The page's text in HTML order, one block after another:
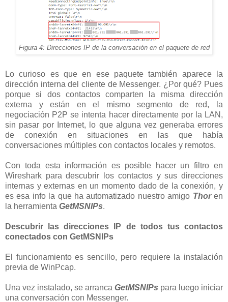
Figura 4: Direcciones IP de la conversación en el paquete de red
Lo curioso es que en ese paquete también aparece la
dirección interna del cliente de Messenger. ¿Por qué? Pues
porque si dos contactos comparten la misma dirección
externa y están en el mismo segmento de red, la
negociación P2P se intenta hacer directamente por la LAN,
sin pasar por Internet, lo que alguna vez generaba errores
de conexión en situaciones en las que había
conversaciones múltiples con contactos locales y remotos.
Con toda esta información es posible hacer un filtro en
Wireshark para descubrir los contactos y sus direcciones
internas y externas en un momento dado de la conexión, y
es esa info la que ha automatizado nuestro amigo Thoren
la herramienta GetMSNIPs.
Descubrir las direcciones IP de todos tus contactos
conectados con GetMSNIPs
El funcionamiento es sencillo, pero requiere la instalación
previa de WinPcap.
Una vez instalado, se arranca GetMSNIPs para luego iniciar
una conversación con Messenger.